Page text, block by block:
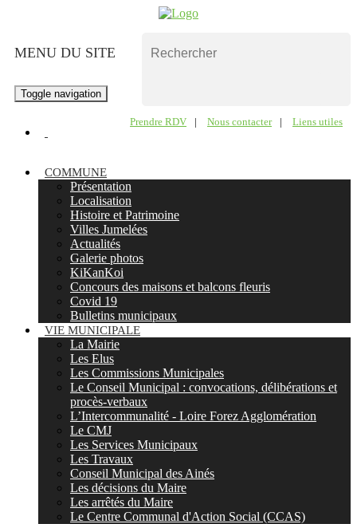
Prendre RDV | Nous contacter | Liens utiles
MENU DU SITE
Toggle navigation
COMMUNE
Présentation
Localisation
Histoire et Patrimoine
Villes Jumelées
Actualités
Galerie photos
KiKanKoi
Concours des maisons et balcons fleuris
Covid 19
Bulletins municipaux
VIE MUNICIPALE
La Mairie
Les Elus
Les Commissions Municipales
Le Conseil Municipal : convocations, délibérations et
procès-verbaux
L’Intercommunalité - Loire Forez Agglomération
Le CMJ
Les Services Municipaux
Les Travaux
Conseil Municipal des Ainés
Les décisions du Maire
Les arrêtés du Maire
Le Centre Communal d'Action Social (CCAS)